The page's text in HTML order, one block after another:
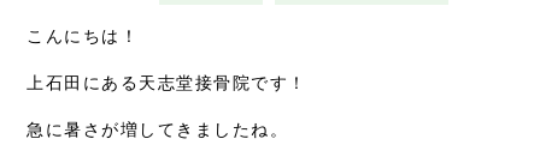
症例別施術
こんにちは！
上石田にある天志堂接骨院です！
急に暑さが増してきましたね。